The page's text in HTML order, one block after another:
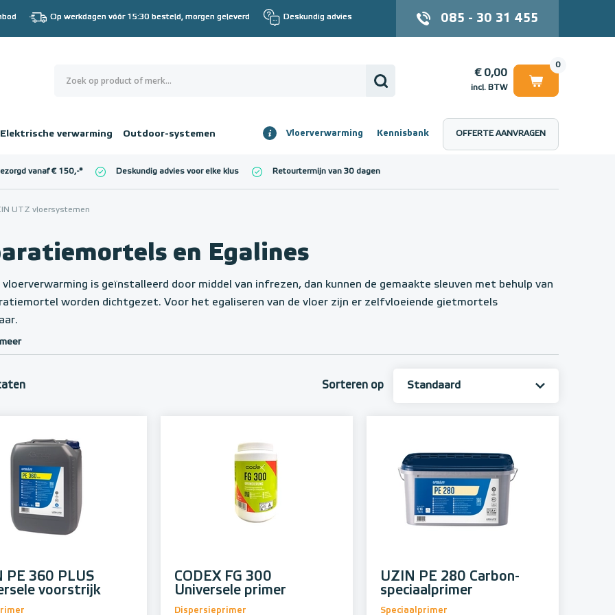
Op werkdagen vóór 15:30 besteld, morgen geleverd Deskundig advies 085 - 30 31 455
0
€ 0,00
incl. BTW
€ 0,00
Elektrische verwarming Outdoor-systemen
€ 0,00 Vloerverwarming Kennisbank OFFERTE AANVRAGEN
vanaf € 150,-* Deskundig advies voor elke klus Retourtermijn van 30 dagen
UTZ vloersystemen
en Egalines
vloerverwarming is geïnstalleerd door middel van infrezen, dan kunnen de gemaakte sleuven met behulp van
worden dichtgezet. Voor het egaliseren van de vloer zijn er zelfvloeiende gietmortels
Sorteren op
PE 360 PLUS
voorstrijk
CODEX FG 300
Universele primer
Dispersieprimer
UZIN PE 280 Carbon-
speciaalprimer
Speciaalprimer